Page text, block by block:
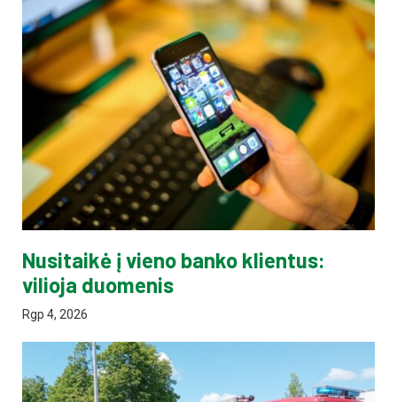
Nusitaikė į vieno banko klientus:
vilioja duomenis
Rgp 4, 2026